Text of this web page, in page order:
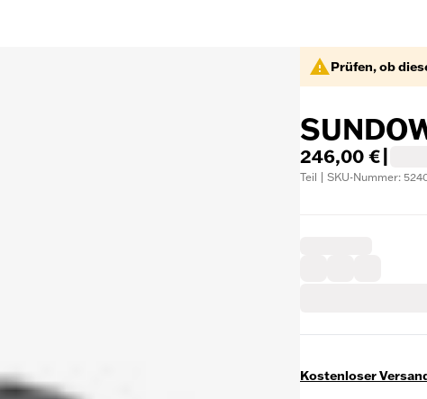
Prüfen, ob
246,00 €
Teil | SKU-Nummer:
Kostenloser